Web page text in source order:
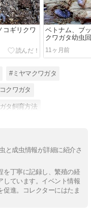
コギリクワ
ベトナム、ブ
クワガタ幼虫
11ヶ月前
#ミヤマクワガタ
クワガタ
タ飼育方法
と成虫情報が詳細に紹介さ
を丁寧に記録し、繁殖の経
しています。イベント情報
進。コレクターにはたま